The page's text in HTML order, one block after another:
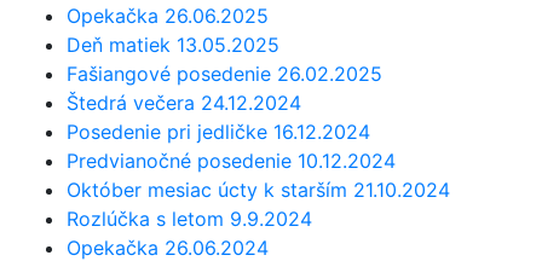
Opekačka 26.06.2025
Deň matiek 13.05.2025
Fašiangové posedenie 26.02.2025
Štedrá večera 24.12.2024
Posedenie pri jedličke 16.12.2024
Predvianočné posedenie 10.12.2024
Október mesiac úcty k starším 21.10.2024
Rozlúčka s letom 9.9.2024
Opekačka 26.06.2024